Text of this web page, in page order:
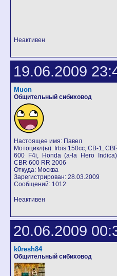
Неактивен
19.06.2009
Muon
Общительный сибиховод
Настоящее имя: Павел
Мотоцикл(ы): Irbis 150cc, СВ-1,
600 F4i, Honda (a-la Hero
CBR 600 RR 2006
Откуда: Москва
Зарегистрирован: 28.03.2009
Сообщений: 1012
Неактивен
20.06.2009
k0resh84
Общительный сибиховод